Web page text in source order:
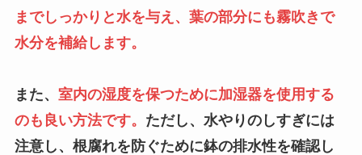
までしっかりと水を与え、葉の部分にも霧吹きで
水分を補給します。
また、 室内の湿度を保つために加湿器を使用する
のも良い方法です。 ただし、水やりのしすぎには
注意し、根腐れを防ぐために鉢の排水性を確認し